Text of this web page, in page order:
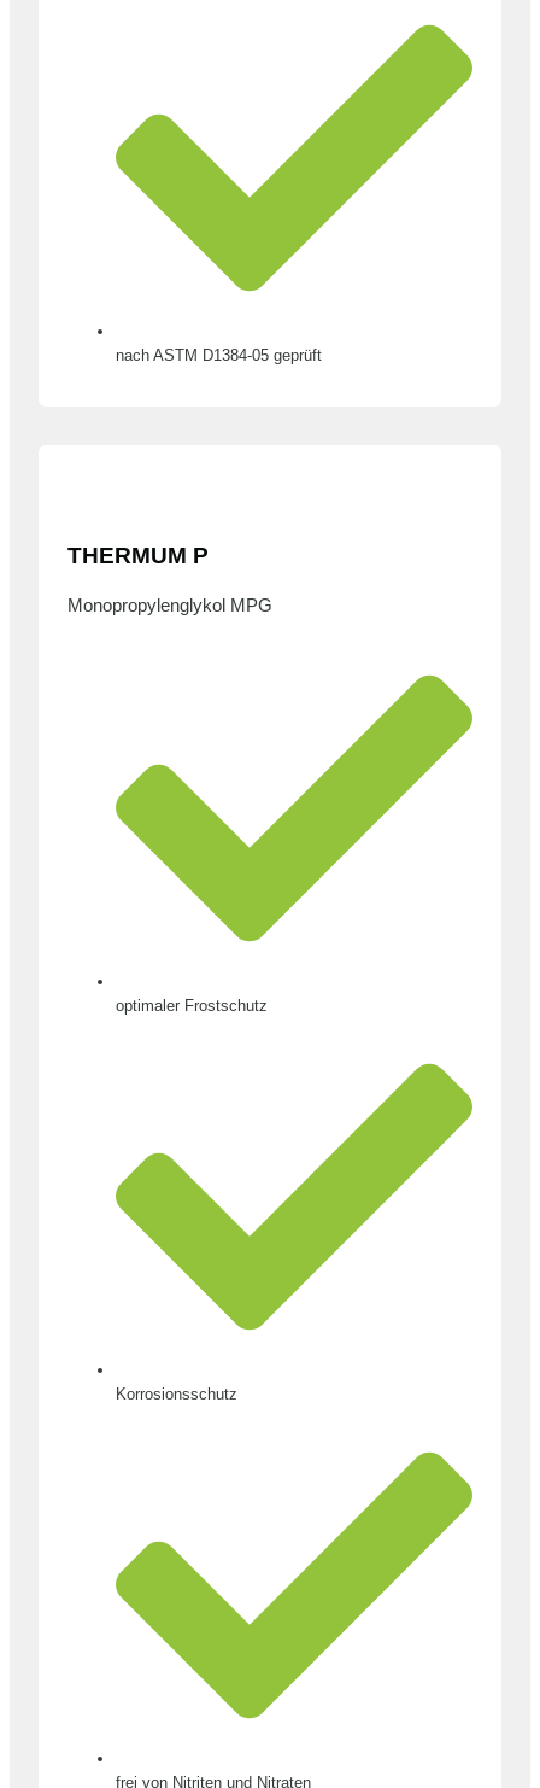
nach ASTM D1384-05 geprüft
THERMUM P
Monopropylenglykol MPG
optimaler Frostschutz
Korrosionsschutz
frei von Nitriten und Nitraten